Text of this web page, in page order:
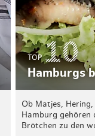
TOP
Hamburgs
Ob Matjes,
Hamburg gehören
Brötchen zu den